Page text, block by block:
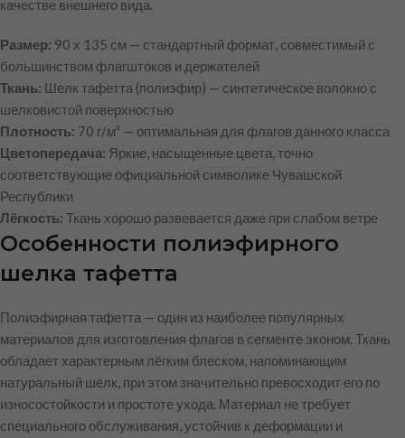
качестве внешнего вида.
Размер: 90 х 135 см — стандартный формат, совместимый с
большинством флагштоков и держателей
Ткань: Шелк тафетта (полиэфир) — синтетическое волокно с
шелковистой поверхностью
Плотность: 70 г/м² — оптимальная для флагов данного класса
Цветопередача: Яркие, насыщенные цвета, точно
соответствующие официальной символике Чувашской
Республики
Лёгкость: Ткань хорошо развевается даже при слабом ветре
Особенности полиэфирного
шелка тафетта
Полиэфирная тафетта — один из наиболее популярных
материалов для изготовления флагов в сегменте эконом. Ткань
обладает характерным лёгким блеском, напоминающим
натуральный шёлк, при этом значительно превосходит его по
износостойкости и простоте ухода. Материал не требует
специального обслуживания, устойчив к деформации и